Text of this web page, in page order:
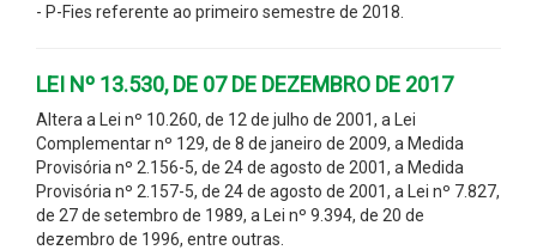
- P-Fies referente ao primeiro semestre de 2018.
LEI Nº 13.530, DE 07 DE DEZEMBRO DE 2017
Altera a Lei nº 10.260, de 12 de julho de 2001, a Lei
Complementar nº 129, de 8 de janeiro de 2009, a Medida
Provisória nº 2.156-5, de 24 de agosto de 2001, a Medida
Provisória nº 2.157-5, de 24 de agosto de 2001, a Lei nº 7.827,
de 27 de setembro de 1989, a Lei nº 9.394, de 20 de
dezembro de 1996, entre outras.